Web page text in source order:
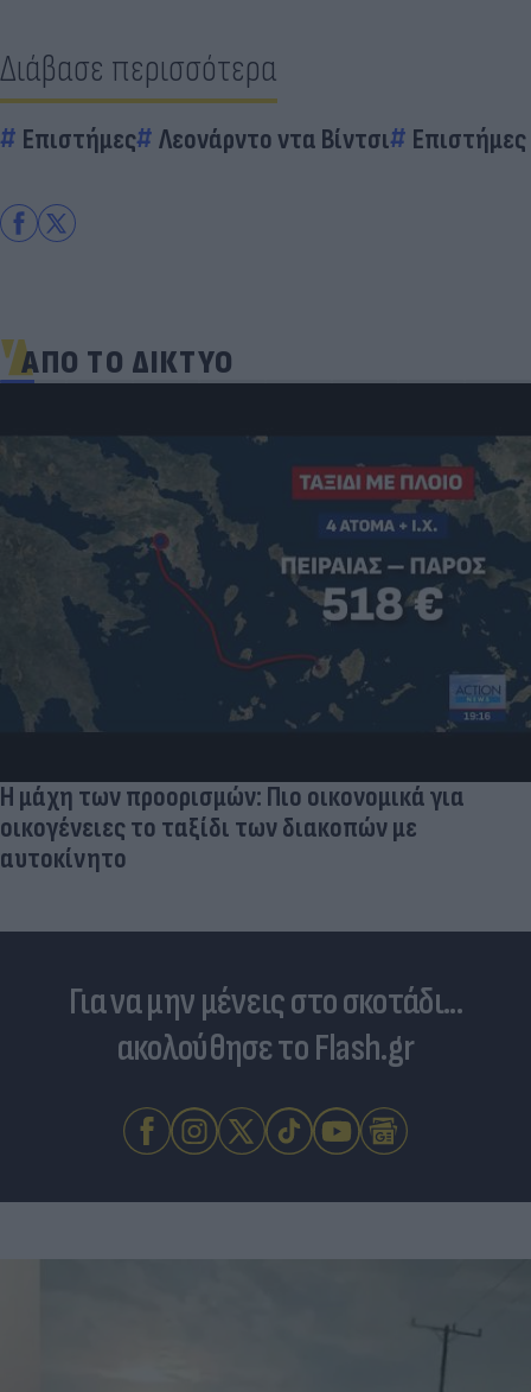
Διάβασε περισσότερα
Επιστήμες Λεονάρντο ντα Βίντσι Επιστήμες
ΑΠΟ ΤΟ ΔΙΚΤΥΟ
Η μάχη των προορισμών: Πιο οικονομικά για
οικογένειες το ταξίδι των διακοπών με
αυτοκίνητο
Για να μην μένεις στο σκοτάδι...
ακολούθησε το Flash.gr